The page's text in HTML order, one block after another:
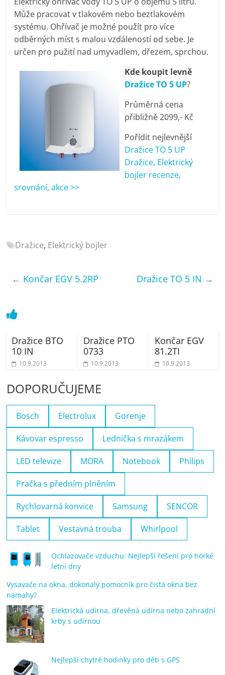
pračky,
televize,
notebooky,
mobilní
telefony,
kávovary,
bazény
Elektro
pračky,
mobilní
kávovary,
bazény
Může pracovat v tlakovém nebo beztlakovém
systému. Ohřívač je možné použít pro více
odběrných míst s malou vzdáleností od sebe. Je
určen pro pužití nad umyvadlem, dřezem, sprchou.
Kde koupit levně
Dražice TO 5 UP?
Průměrná cena
přibližně 2099,- Kč
Pořídit nejlevnější
Dražice TO 5 UP
Dražice, Elektrický
bojler recenze,
srovnání, akce >>
Dražice, Elektrický bojler
← Končar EGV 5.2RP Dražice TO 5 IN →
Dražice BTO
10 IN
10.9.2013
Dražice PTO
0733
10.9.2013
Končar EGV
81.2TI
10.9.2013
DOPORUČUJEME
Bosch Electrolux Gorenje
Kávovar espresso Lednička s mrazákem
LED televize MORA Notebook Philips
Pračka s předním plněním
Rychlovarná konvice Samsung SENCOR
Tablet Vestavná trouba Whirlpool
Ochlazovače vzduchu: Nejlepší řešení pro horké
letní dny
Vysavače na okna, dokonalý pomocník pro čistá okna bez
námahy?
Elektrická udírna, dřevěná udírna nebo zahradní
krby s udírnou
Nejlepší chytré hodinky pro děti s GPS